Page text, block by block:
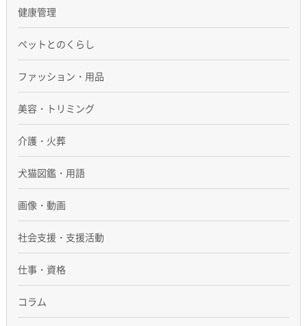
健康管理
ペットとのくらし
ファッション・用品
美容・トリミング
介護・火葬
犬猫図鑑・用語
画像・動画
社会支援・支援活動
仕事・資格
コラム